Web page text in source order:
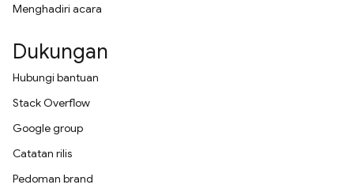
Menghadiri acara
Dukungan
Hubungi bantuan
Stack Overflow
Google group
Catatan rilis
Pedoman brand